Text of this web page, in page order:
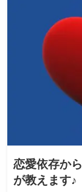
恋愛依存か
が教えます♪